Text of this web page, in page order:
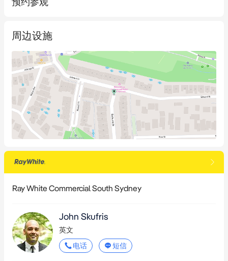
- 32号套房;81平方米
- 34号套房;49平方米
- 45号套房;30平方米
- 57号套房;39平方米
- 61号套房;94平方米
周边设施
Ray White Commercial South Sydney
John Skufris
英文
电话
短信